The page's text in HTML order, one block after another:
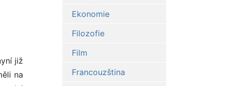
stěnami Betlémské kaple i dům kazatele, který byl odprodán jinému majiteli vydržely beze změn až do r. I 949.B.K.byla připomínána jako působiště M.J.Husa už v minulém století, teprve k zamýšleným oslavám 5OO. výročí upálení r. 1915 ředitel Národního muzea dr. Karel Guth prvně prokázal, že kaple stála v celém rozsahu domu č.255. Následně byly provedeny sondy na soukromý náklad T.G.Masaryka. Prokázaly velký a překvapující rozsah původního gotického zdiva.Nicméně o obnově kaple mohl
Ekonomie
Filozofie
Film
Francouzština